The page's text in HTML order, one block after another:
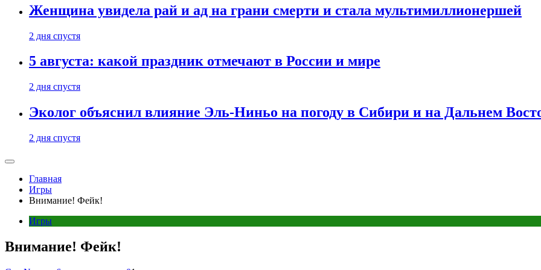
Женщина увидела рай и ад на грани смерти и стала мультимиллионершей
2 дня спустя
5 августа: какой праздник отмечают в России и мире
2 дня спустя
Эколог объяснил влияние Эль-Ниньо на погоду в Сибири и на Дальнем
2 дня спустя
Главная
Игры
Внимание! Фейк!
Игры
Внимание! Фейк!